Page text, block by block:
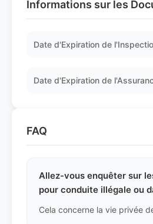
Informations sur les
Date d'Expiration de
Date d'Expiration de
FAQ
Allez-vous enquêter sur
pour conduite illégale ou